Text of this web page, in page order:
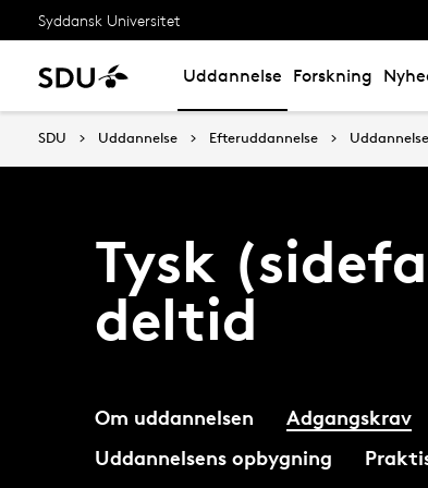
Syddansk Universitet
Uddannelse Forskning
SDU Uddannelse Efteruddannelse
Tysk
deltid
Om uddannelsen
Adgangskrav
Uddannelsens opbygning